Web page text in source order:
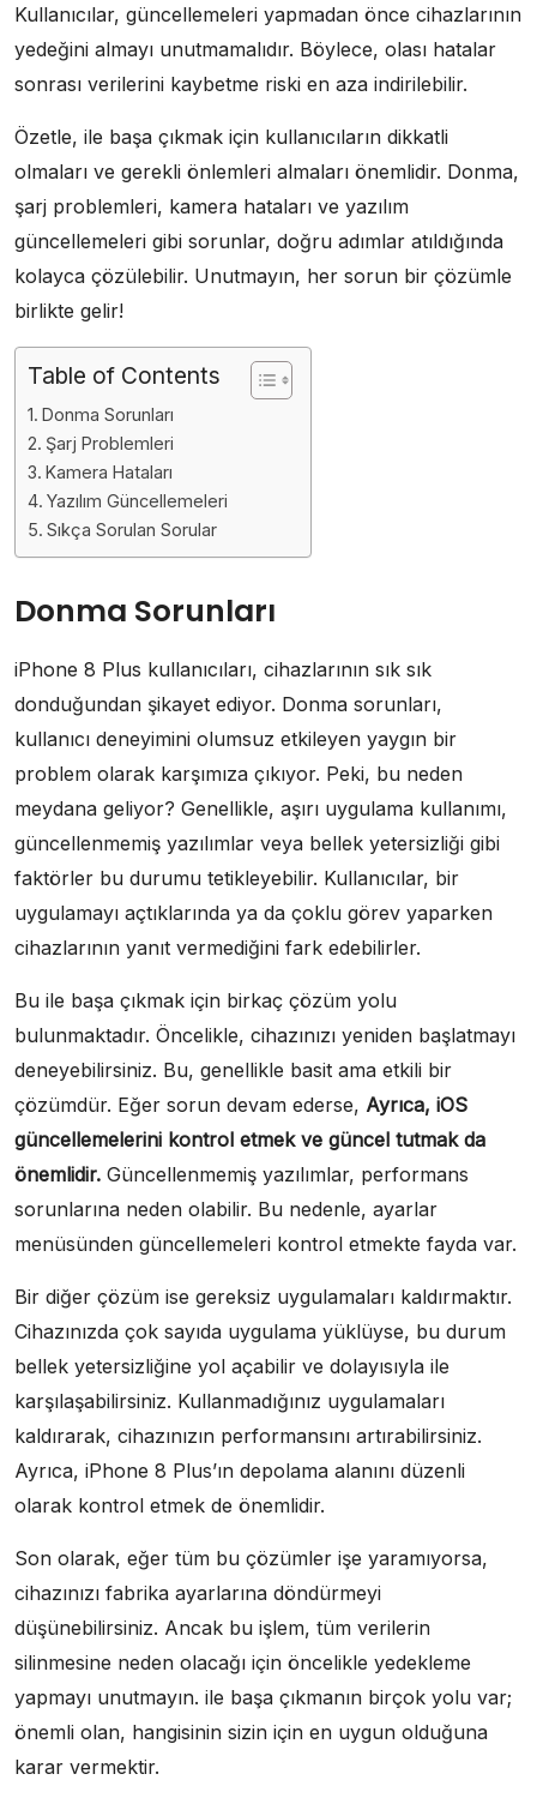
Kullanıcılar, güncellemeleri yapmadan önce cihazlarının
yedeğini almayı unutmamalıdır. Böylece, olası hatalar
sonrası verilerini kaybetme riski en aza indirilebilir.
Özetle, ile başa çıkmak için kullanıcıların dikkatli
olmaları ve gerekli önlemleri almaları önemlidir. Donma,
şarj problemleri, kamera hataları ve yazılım
güncellemeleri gibi sorunlar, doğru adımlar atıldığında
kolayca çözülebilir. Unutmayın, her sorun bir çözümle
birlikte gelir!
Table of Contents
Donma Sorunları
Şarj Problemleri
Kamera Hataları
Yazılım Güncellemeleri
Sıkça Sorulan Sorular
Donma Sorunları
iPhone 8 Plus kullanıcıları, cihazlarının sık sık
donduğundan şikayet ediyor. Donma sorunları,
kullanıcı deneyimini olumsuz etkileyen yaygın bir
problem olarak karşımıza çıkıyor. Peki, bu neden
meydana geliyor? Genellikle, aşırı uygulama kullanımı,
güncellenmemiş yazılımlar veya bellek yetersizliği gibi
faktörler bu durumu tetikleyebilir. Kullanıcılar, bir
uygulamayı açtıklarında ya da çoklu görev yaparken
cihazlarının yanıt vermediğini fark edebilirler.
Bu ile başa çıkmak için birkaç çözüm yolu
bulunmaktadır. Öncelikle, cihazınızı yeniden başlatmayı
deneyebilirsiniz. Bu, genellikle basit ama etkili bir
çözümdür. Eğer sorun devam ederse, Ayrıca, iOS
güncellemelerini kontrol etmek ve güncel tutmak da
önemlidir. Güncellenmemiş yazılımlar, performans
sorunlarına neden olabilir. Bu nedenle, ayarlar
menüsünden güncellemeleri kontrol etmekte fayda var.
Bir diğer çözüm ise gereksiz uygulamaları kaldırmaktır.
Cihazınızda çok sayıda uygulama yüklüyse, bu durum
bellek yetersizliğine yol açabilir ve dolayısıyla ile
karşılaşabilirsiniz. Kullanmadığınız uygulamaları
kaldırarak, cihazınızın performansını artırabilirsiniz.
Ayrıca, iPhone 8 Plus’ın depolama alanını düzenli
olarak kontrol etmek de önemlidir.
Son olarak, eğer tüm bu çözümler işe yaramıyorsa,
cihazınızı fabrika ayarlarına döndürmeyi
düşünebilirsiniz. Ancak bu işlem, tüm verilerin
silinmesine neden olacağı için öncelikle yedekleme
yapmayı unutmayın. ile başa çıkmanın birçok yolu var;
önemli olan, hangisinin sizin için en uygun olduğuna
karar vermektir.